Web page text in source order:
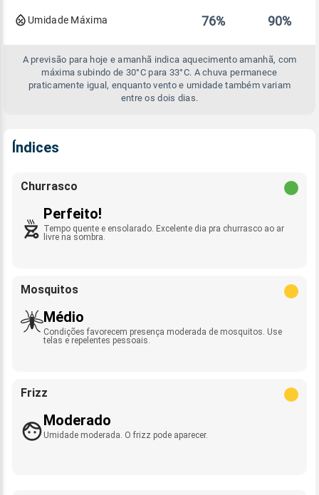
Umidade Máxima 76% 90%
A previsão para hoje e amanhã indica aquecimento amanhã, com
máxima subindo de 30°C para 33°C. A chuva permanece
praticamente igual, enquanto vento e umidade também variam
entre os dois dias.
Índices
Churrasco
Perfeito!
Tempo quente e ensolarado. Excelente dia pra churrasco ao ar
livre na sombra.
Mosquitos
Médio
Condições favorecem presença moderada de mosquitos. Use
telas e repelentes pessoais.
Frizz
Moderado
Umidade moderada. O frizz pode aparecer.